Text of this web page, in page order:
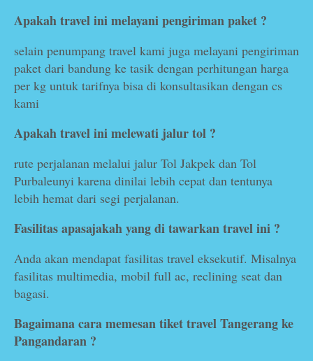
Apakah travel ini melayani pengiriman paket ?
selain penumpang travel kami juga melayani pengiriman
paket dari bandung ke tasik dengan perhitungan harga
per kg untuk tarifnya bisa di konsultasikan dengan cs
kami
Apakah travel ini melewati jalur tol ?
rute perjalanan melalui jalur Tol Jakpek dan Tol
Purbaleunyi karena dinilai lebih cepat dan tentunya
lebih hemat dari segi perjalanan.
Fasilitas apasajakah yang di tawarkan travel ini ?
Anda akan mendapat fasilitas travel eksekutif. Misalnya
fasilitas multimedia, mobil full ac, reclining seat dan
bagasi.
Bagaimana cara memesan tiket travel Tangerang ke
Pangandaran ?